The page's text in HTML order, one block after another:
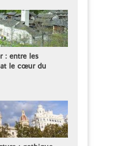
: entre les
le cœur du